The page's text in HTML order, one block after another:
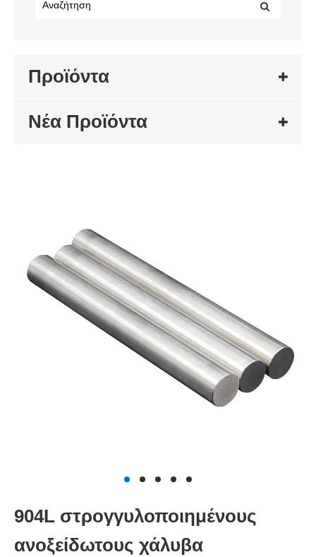
Προϊόντα
Νέα Προϊόντα
904L στρογγυλοποιημένους
ανοξείδωτους χάλυβα